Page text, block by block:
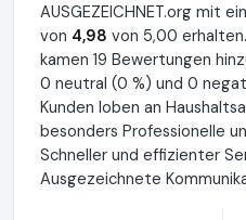
AUSGEZEICHNET.org mit
von 4,98 von 5,00
kamen 19 Bewertungen
0 neutral (0 %) und 0
Kunden loben an
besonders Professionelle
Schneller und effizienter
Ausgezeichnete